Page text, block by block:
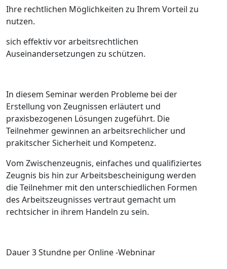
Ihre rechtlichen Möglichkeiten zu Ihrem Vorteil zu
nutzen.
sich effektiv vor arbeitsrechtlichen
Auseinandersetzungen zu schützen.
In diesem Seminar werden Probleme bei der
Erstellung von Zeugnissen erläutert und
praxisbezogenen Lösungen zugeführt. Die
Teilnehmer gewinnen an arbeitsrechlicher und
prakitscher Sicherheit und Kompetenz.
Vom Zwischenzeugnis, einfaches und qualifiziertes
Zeugnis bis hin zur Arbeitsbescheinigung werden
die Teilnehmer mit den unterschiedlichen Formen
des Arbeitszeugnisses vertraut gemacht um
rechtsicher in ihrem Handeln zu sein.
Dauer 3 Stundne per Online -Webninar